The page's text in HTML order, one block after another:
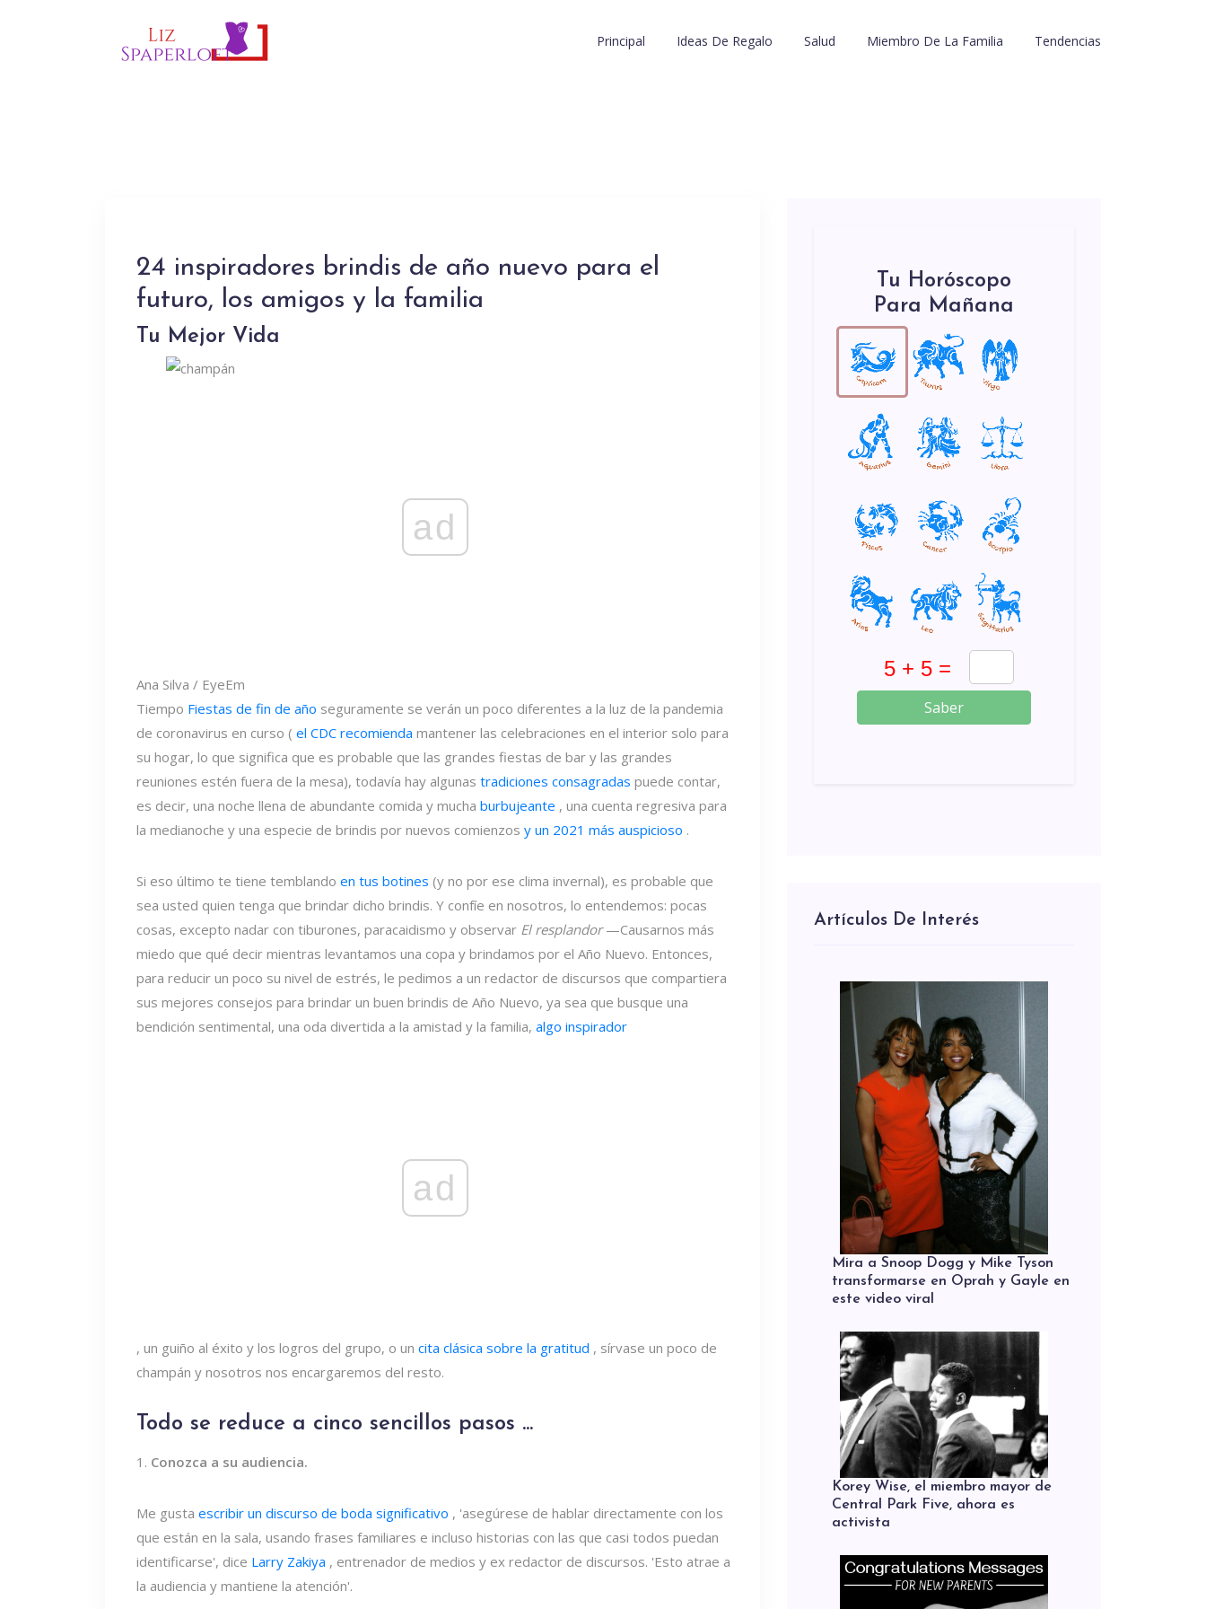
Principal Ideas De Regalo Salud Miembro De La Familia Tendencias
24 inspiradores brindis de año nuevo para el
futuro, los amigos y la familia
Tu Mejor Vida
ad
Ana Silva / EyeEm
Tiempo Fiestas de fin de año seguramente se verán un poco diferentes a la luz de la pandemia
de coronavirus en curso ( el CDC recomienda mantener las celebraciones en el interior solo para
su hogar, lo que significa que es probable que las grandes fiestas de bar y las grandes
reuniones estén fuera de la mesa), todavía hay algunas tradiciones consagradas puede contar,
es decir, una noche llena de abundante comida y mucha burbujeante , una cuenta regresiva para
la medianoche y una especie de brindis por nuevos comienzos y un 2021 más auspicioso .
Si eso último te tiene temblando en tus botines (y no por ese clima invernal), es probable que
sea usted quien tenga que brindar dicho brindis. Y confíe en nosotros, lo entendemos: pocas
cosas, excepto nadar con tiburones, paracaidismo y observar El resplandor—Causarnos más
miedo que qué decir mientras levantamos una copa y brindamos por el Año Nuevo. Entonces,
para reducir un poco su nivel de estrés, le pedimos a un redactor de discursos que compartiera
sus mejores consejos para brindar un buen brindis de Año Nuevo, ya sea que busque una
bendición sentimental, una oda divertida a la amistad y la familia, algo inspirador
ad
, un guiño al éxito y los logros del grupo, o un cita clásica sobre la gratitud , sírvase un poco de
champán y nosotros nos encargaremos del resto.
Todo se reduce a cinco sencillos pasos ...
1. Conozca a su audiencia.
Me gusta escribir un discurso de boda significativo , 'asegúrese de hablar directamente con los
que están en la sala, usando frases familiares e incluso historias con las que casi todos puedan
identificarse', dice Larry Zakiya , entrenador de medios y ex redactor de discursos. 'Esto atrae a
la audiencia y mantiene la atención'.
Tu Horóscopo
Para Mañana
Saber
Artículos De Interés
Mira a Snoop Dogg y Mike Tyson
transformarse en Oprah y Gayle en
este video viral
Korey Wise, el miembro mayor de
Central Park Five, ahora es
activista